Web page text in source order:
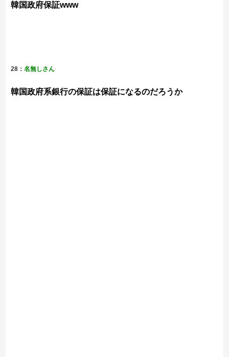
韓国政府保証www
28：名無しさん
韓国政府系銀行の保証は保証になるのだろうか